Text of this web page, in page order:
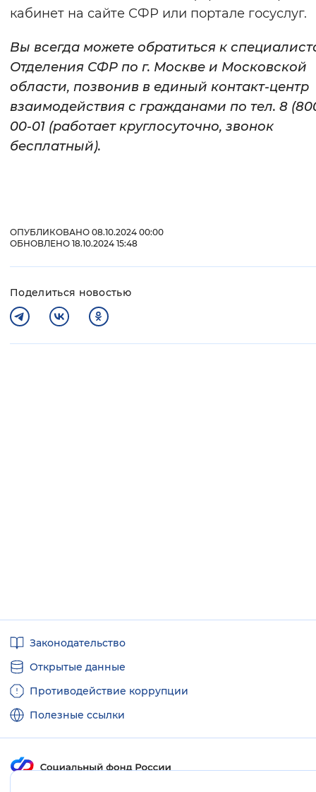
кабинет на сайте СФР или портале госуслуг.
Вы всегда можете обратиться к
Отделения СФР по г. Москве и Московской
области, позвонив в единый контакт-центр
взаимодействия с гражданами по тел. 8
00-01 (работает круглосуточно, звонок
бесплатный).
ОПУБЛИКОВАНО 08.10.2024 00:00
ОБНОВЛЕНО 18.10.2024 15:48
Поделиться новостью
ссылкиЗаконодательство
Открытые данные
Противодействие коррупции
Полезные ссылки